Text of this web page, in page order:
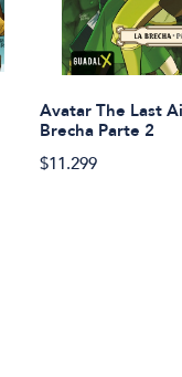
Avatar The Last
Brecha Parte 2
$11.299